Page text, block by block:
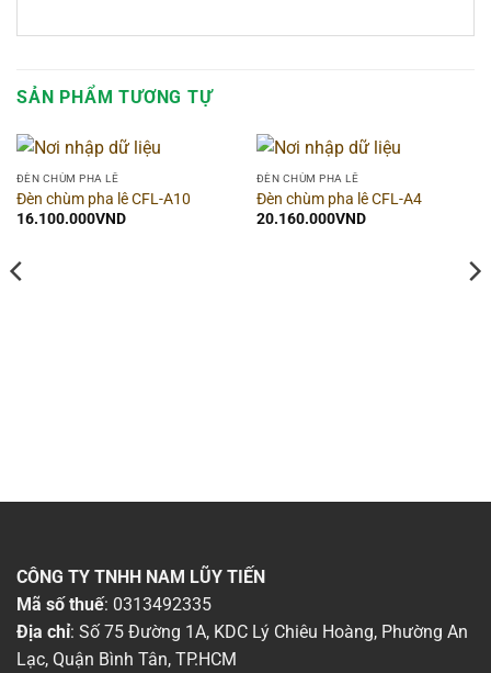
SẢN PHẨM TƯƠNG TỰ
ĐÈN CHÙM PHA LÊ
Đèn chùm pha lê CFL-A10
16.100.000VND
ĐÈN CHÙM PHA LÊ
Đèn chùm pha lê CFL-A4
20.160.000VND
CÔNG TY TNHH NAM LŨY TIẾN
Mã số thuế: 0313492335
Địa chỉ: Số 75 Đường 1A, KDC Lý Chiêu Hoàng, Phường An
Lạc, Quận Bình Tân, TP.HCM